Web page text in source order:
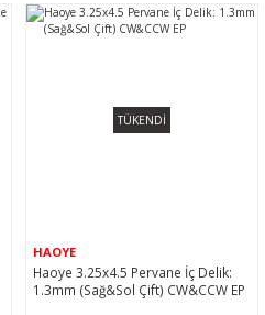
TÜKENDİ
HAOYE
Haoye 3.25x4.5 Pervane İç Delik:
1.3mm (Sağ&Sol Çift) CW&CCW EP